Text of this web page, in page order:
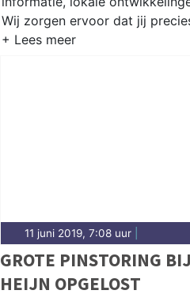
Wij zorgen ervoor dat jij
PRAKTISCHE
Van werkzaamheden op de
Wassenaarsche Duinen en de
11 juni 2019, 7:08 uur
GROTE PINSTORING
HEIJN OPGELOST